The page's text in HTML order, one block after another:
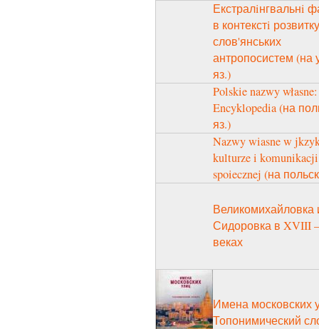
Екстралiнгвальнi
в контекстi розвитку
слов'янських
антропосистем (на
яз.)
Polskie nazwy własne:
Encyklopedia (на
яз.)
Nazwy wiasne w
kulturze i komunikacji
spoiecznej (на
Великомихайловка
Сидоровка в XVIII
веках
Имена московских
Топонимический